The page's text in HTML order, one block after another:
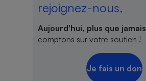
rejoignez-nous,
Aujourd'hui, plus que jamais
comptons sur votre soutien !
Je fais un don